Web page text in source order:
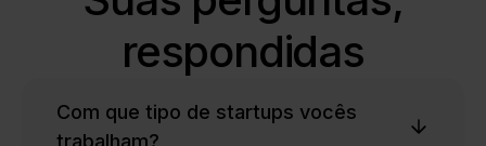
respondidas
Com que tipo de startups vocês